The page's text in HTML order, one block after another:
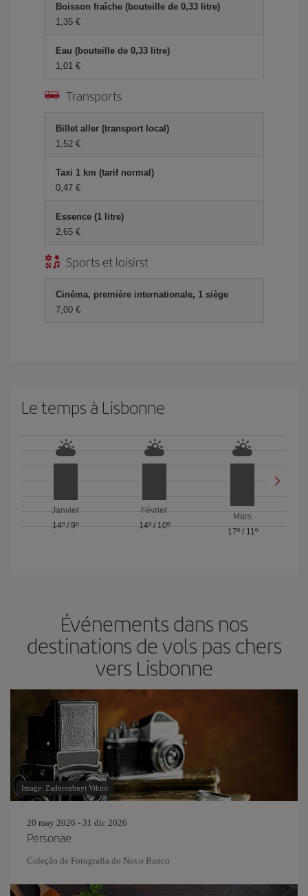
Boisson fraîche (bouteille de 0,33 litre)
1,35 €
Eau (bouteille de 0,33 litre)
1,01 €
Transports
Billet aller (transport local)
1,52 €
Taxi 1 km (tarif normal)
0,47 €
Essence (1 litre)
2,65 €
Sports et loisirst
Cinéma, première internationale, 1 siège
7,00 €
Le temps à Lisbonne
Janvier
14º /9º
Février
14º/ 10º
Mars
17º/ 11º
Événements dans nos
destinations de vols pas chers
vers Lisbonne
Image: Zadorozhnyi Viktor
20 may 2026 - 31 dic 2026
Personae
Coleção de Fotografia do Novo Banco